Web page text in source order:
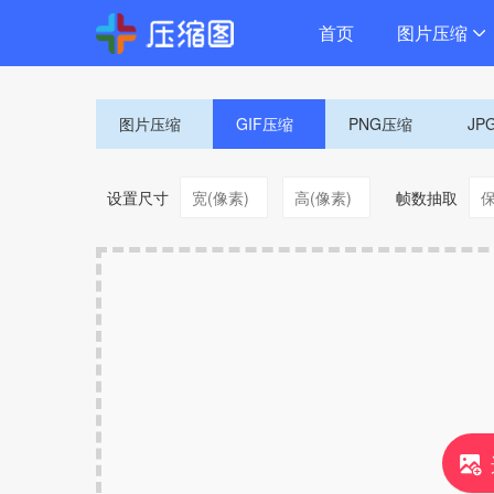
首页 图片压缩
图片压缩 GIF压缩 PNG压缩
设置尺寸 帧数抽取
